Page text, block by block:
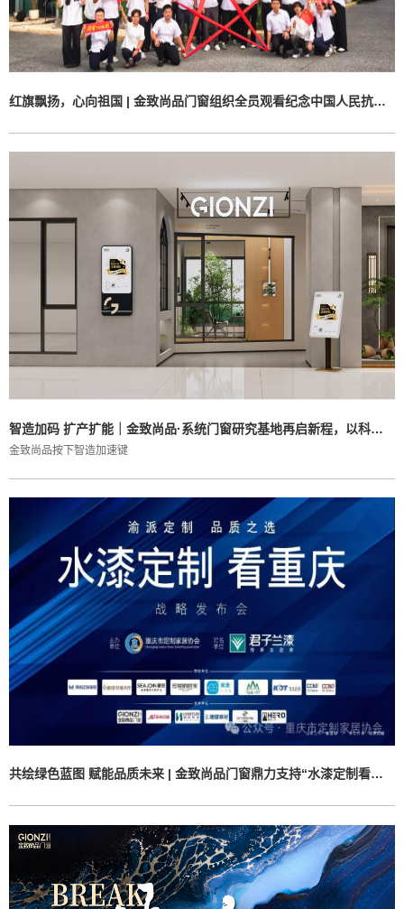
红旗飘扬，心向祖国 | 金致尚品门窗组织全员观看纪念中国人民抗战胜利80周年阅兵式
智造加码 扩产扩能｜金致尚品·系统门窗研究基地再启新程，以科技重塑品质边界
金致尚品按下智造加速键
共绘绿色蓝图 赋能品质未来 | 金致尚品门窗鼎力支持“水漆定制看重庆”战略发布会圆满落幕